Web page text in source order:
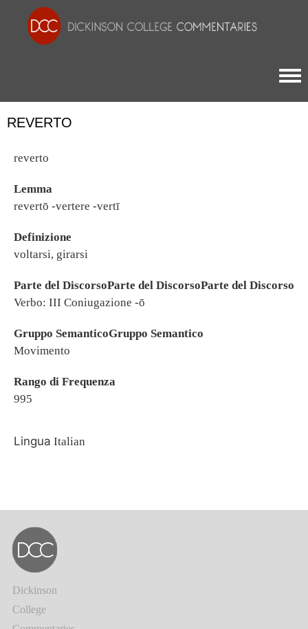
REVERTO
reverto
Lemma
revertō -vertere -vertī
Definizione
voltarsi, girarsi
Parte del DiscorsoParte del DiscorsoParte del Discorso
Verbo: III Coniugazione -ō
Gruppo SemanticoGruppo Semantico
Movimento
Rango di Frequenza
995
Lingua Italian
Dickinson
College